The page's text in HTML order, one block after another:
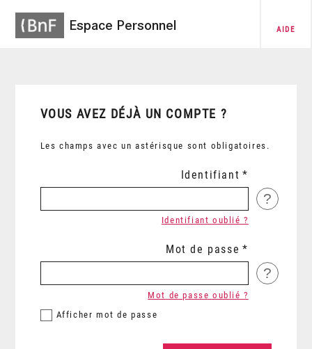
Espace Personnel AIDE
VOUS AVEZ DÉJÀ UN COMPTE ?
Les champs avec un astérisque sont obligatoires.
Identifiant
?
Identifiant oublié ?
Mot de passe
?
Afficher mot de passe
Mot de passe oublié ?